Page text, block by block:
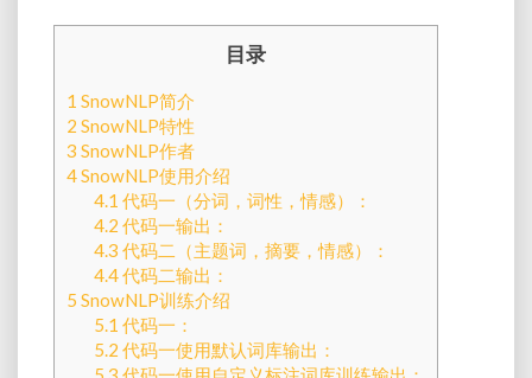
本
理
目录
1 SnowNLP简介
2 SnowNLP特性
3 SnowNLP作者
4SnowNLP使用介绍
4.1 代码一（分词，词性，情感）：
4.2 代码一输出：
4.3 代码二（主题词，摘要，情感）：
4.4代码二输出：
5 SnowNLP训练介绍
5.1 代码一：
5.2 代码一使用默认词库输出：